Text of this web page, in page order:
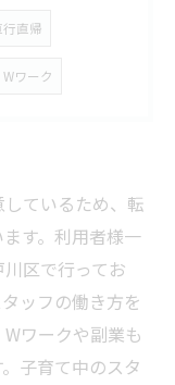
行直帰
Wワーク
ているため、転
す。利用者様一
区で行ってお
ッフの働き方を
ワークや副業も
子育て中のスタ